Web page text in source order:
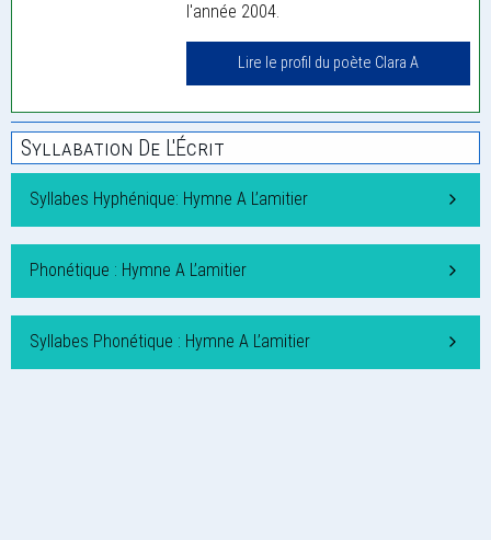
l'année 2004.
Lire le profil du poète Clara A
Syllabation De L'Écrit
Syllabes Hyphénique: Hymne A L’amitier
Phonétique : Hymne A L’amitier
Syllabes Phonétique : Hymne A L’amitier